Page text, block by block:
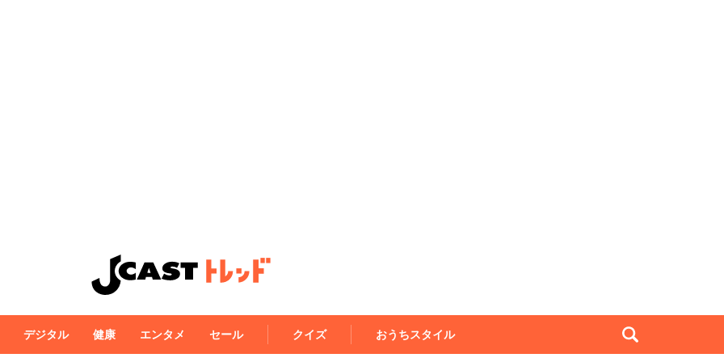
デジタル 健康 エンタメ セール クイズ おうちスタイル